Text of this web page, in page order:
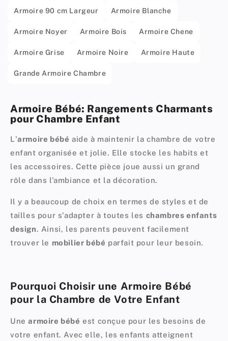
Armoire 90 cm Largeur Armoire Blanche
Armoire Noyer Armoire Bois Armoire Chene
Armoire Grise Armoire Noire Armoire Haute
Grande Armoire Chambre
Armoire Bébé: Rangements Charmants
pour Chambre Enfant
L'armoire bébé aide à maintenir lachambre de votre
enfant organisée et jolie. Elle stocke les habits et
les accessoires. Cette pièce joue aussi un grand
rôle dans l'ambiance et ladécoration.
Il y a beaucoup de choix en termes de styles et de
tailles pour s'adapter à toutes les chambres enfants
design. Ainsi, les parents peuvent facilement
trouver le mobilier bébé parfait pour leur besoin.
Pourquoi Choisir une Armoire Bébé
pour la Chambre de Votre Enfant
Unearmoire bébé est conçue pour les besoins de
votre enfant. Avec elle, les enfants atteignent